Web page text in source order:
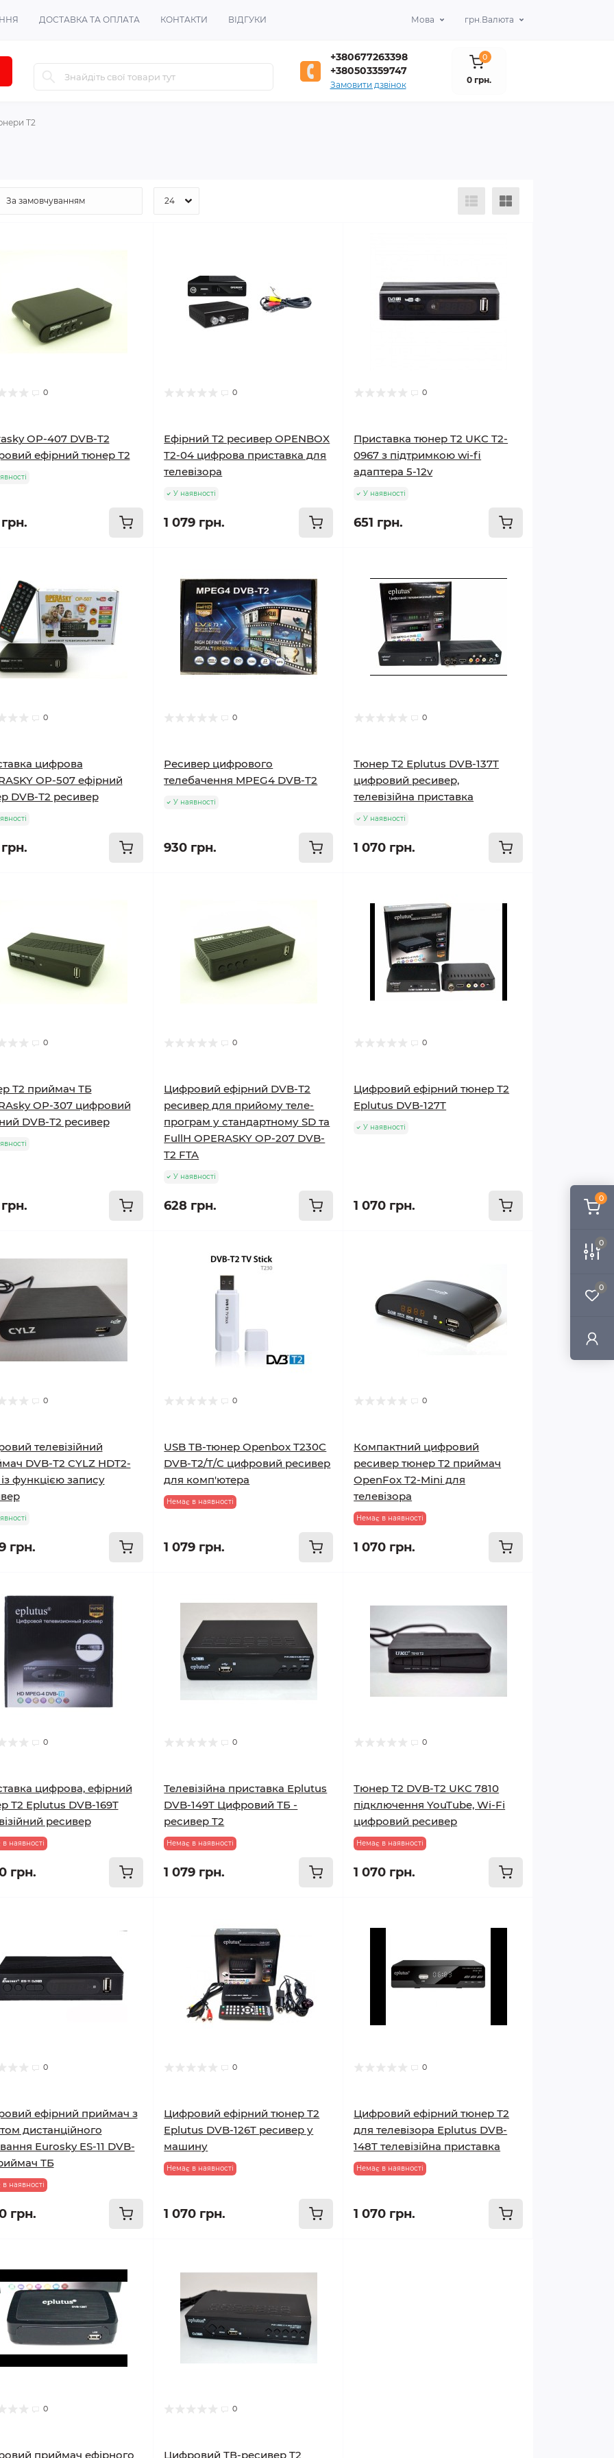
0
0
0
ДОСТАВКА ТА ОПЛАТА КОНТАКТИ ВІДГУКИ Мова грн.Валюта
+380677263398
+380503359747
Замовити дзвінок
0
0 грн.
Т2
0
OP-407 DVB-T2
ефірний тюнер Т2
0
Ефірний Т2 ресивер OPENBOX
T2-04 цифрова приставка для
телевізора
У наявності
1 079 грн.
0
Приставка тюнер T2 UKC T2-
0967 з підтримкою wi-fi
адаптера 5-12v
У наявності
651 грн.
0
цифрова
OP-507 ефірний
DVB-Т2 ресивер
0
Ресивер цифрового
телебачення MPEG4 DVB-T2
У наявності
930 грн.
0
Тюнер Т2 Eplutus DVB-137T
цифровий ресивер,
телевізійна приставка
У наявності
1 070 грн.
0
Т2 приймач ТБ
OP-307 цифровий
DVB-Т2 ресивер
0
Цифровий ефірний DVB-Т2
ресивер для прийому теле-
програм у стандартному SD та
FullH OPERASKY OP-207 DVB-
T2 FTA
У наявності
628 грн.
0
Цифровий ефірний тюнер Т2
Eplutus DVB-127T
У наявності
1 070 грн.
0
телевізійний
DVB-Т2 CYLZ HDT2-
функцією запису
грн.
0
USB ТВ-тюнер Openbox T230C
DVB-T2/T/C цифровий ресивер
для комп'ютера
Немає в наявності
1 079 грн.
0
Компактний цифровий
ресивер тюнер Т2 приймач
OpenFox T2-Mini для
телевізора
Немає в наявності
1 070 грн.
0
цифрова, ефірний
Т2 Eplutus DVB-169T
ресивер
наявності
грн.
0
Телевізійна приставка Eplutus
DVB-149T Цифровий ТБ -
ресивер T2
Немає в наявності
1 079 грн.
0
Тюнер Т2 DVB-T2 UKC 7810
підключення YouTube, Wi-Fi
цифровий ресивер
Немає в наявності
1 070 грн.
0
ефірний приймач з
дистанційного
Eurosky ES-11 DVB-
ТБ
наявності
грн.
0
Цифровий ефірний тюнер Т2
Eplutus DVB-126T ресивер у
машину
Немає в наявності
1 070 грн.
0
Цифровий ефірний тюнер Т2
для телевізора Eplutus DVB-
148T телевізійна приставка
Немає в наявності
1 070 грн.
0
приймач ефірного
0
Цифровий ТВ-ресивер T2